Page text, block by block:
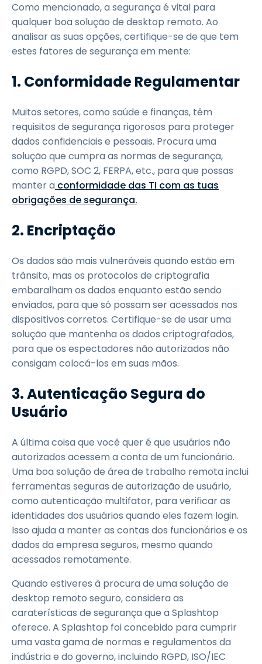
Como mencionado, a segurança é vital para
qualquer boa solução de desktop remoto. Ao
analisar as suas opções, certifique-se de que tem
estes fatores de segurança em mente:
1. Conformidade Regulamentar
Muitos setores, como saúde e finanças, têm
requisitos de segurança rigorosos para proteger
dados confidenciais e pessoais. Procura uma
solução que cumpra as normas de segurança,
como RGPD, SOC 2, FERPA, etc., para que possas
manter a conformidade das TI com as tuas
obrigações de segurança.
2. Encriptação
Os dados são mais vulneráveis quando estão em
trânsito, mas os protocolos de criptografia
embaralham os dados enquanto estão sendo
enviados, para que só possam ser acessados nos
dispositivos corretos. Certifique-se de usar uma
solução que mantenha os dados criptografados,
para que os espectadores não autorizados não
consigam colocá-los em suas mãos.
3.Autenticação Segura do
Usuário
A última coisa que você quer é que usuários não
autorizados acessem a conta de um funcionário.
Uma boa solução de área de trabalho remota inclui
ferramentas seguras de autorização de usuário,
como autenticação multifator, para verificar as
identidades dos usuários quando eles fazem login.
Isso ajuda a manter as contas dos funcionários e os
dados da empresa seguros, mesmo quando
acessados remotamente.
Quando estiveres à procura de uma solução de
desktop remoto seguro, considera as
caraterísticas de segurança que a Splashtop
oferece. A Splashtop foi concebido para cumprir
uma vasta gama de normas e regulamentos da
indústria e do governo, incluindo RGPD, ISO/IEC